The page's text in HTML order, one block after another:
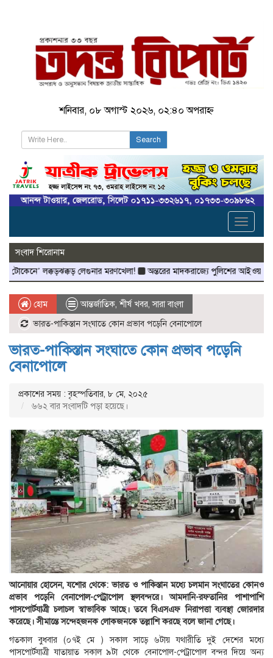
শনিবার, ০৮ অগাস্ট ২০২৬, ০২:৪০ অপরাহ্ন
Search
Toggle
সংবাদ শিরোনাম
লক্কড়ঝক্কড় লেগুনার মরণখেলা!
অন্তরের মাদকরাজ্যে পুলিশের আইওয়াশ অভিযান!
হোম আন্তর্জাতিক,শীর্ষ খবর,সারা বাংলা
ভারত-পাকিস্তান সংঘাতে কোন প্রভাব পড়েনি বেনাপোলে
ভারত-পাকিস্তান সংঘাতে কোন প্রভাব পড়েনি
বেনাপোলে
প্রকাশের সময় : বৃহস্পতিবার, ৮ মে, ২০২৫
৬৬২ বার সংবাদটি পড়া হয়েছে।
আনোয়ার হোসেন, যশোর থেকে: ভারত ও পাকিস্তান মধ্যে চলমান সংঘাতের কোনও
প্রভাব পড়েনি বেনাপোল-পেট্রাপোল স্থলবন্দরে। আমদানি-রফতানির পাশাপাশি
পাসপোর্টযাত্রী চলাচল স্বাভাবিক আছে। তবে বিএসএফ নিরাপত্তা ব্যবস্থা জোরদার
করেছে। সীমান্তে সন্দেহজনক লোকজনকে তল্লাশি করছে বলে জানা গেছে।
গতকাল বুধবার (০৭ই মে ) সকাল সাড়ে ৬টায় যথারীতি দুই দেশের মধ্যে
পাসপোর্টযাত্রী যাতায়াত সকাল ৯টা থেকে বেনাপোল-পেট্রাপোল বন্দর দিয়ে অন্য